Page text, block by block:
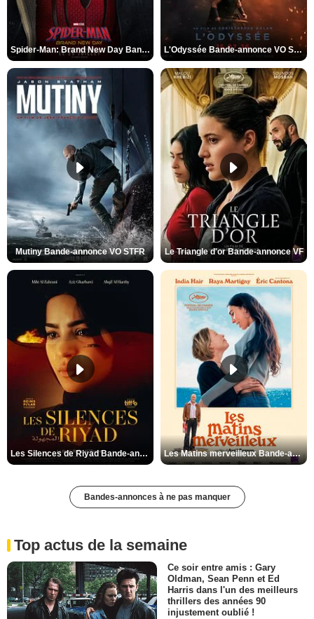
Spider-Man: Brand New Day Bande-annonce VO STFR L'Odyssée Bande-annonce VO STFR
Mutiny Bande-annonce VO STFR Le Triangle d'or Bande-annonce VF
Les Silences de Riyad Bande-annonce VO STFR Les Matins merveilleux Bande-annonce VF
Bandes-annonces à ne pas manquer
Top actus de la semaine
Ce soir entre amis : Gary
Oldman, Sean Penn et Ed
Harris dans l'un des meilleurs
thrillers des années 90
injustement oublié !